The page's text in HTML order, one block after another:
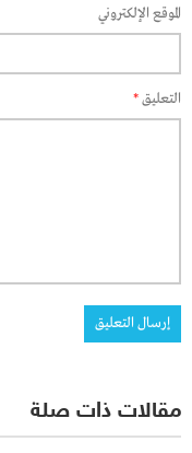
الموقع الإلكتروني
التعليق*
مقالات ذات صلة